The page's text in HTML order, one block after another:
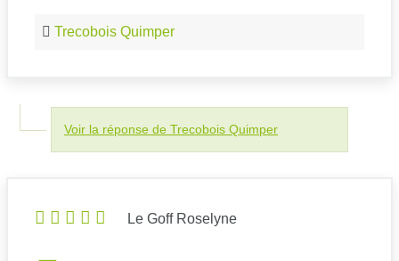
Trecobois Quimper
Voir la réponse de Trecobois Quimper
Le Goff Roselyne